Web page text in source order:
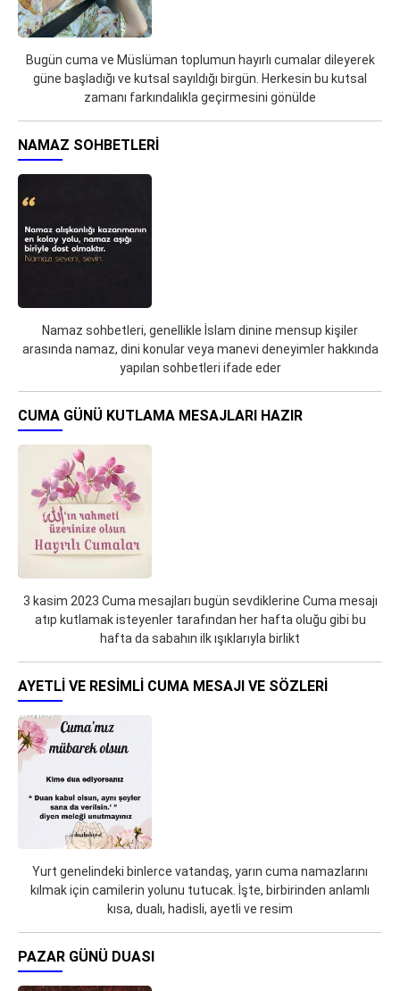
Bugün cuma ve Müslüman toplumun hayırlı cumalar dileyerek
güne başladığı ve kutsal sayıldığı birgün. Herkesin bu kutsal
zamanı farkındalıkla geçirmesini gönülde
NAMAZ SOHBETLERI
Namaz sohbetleri, genellikle İslam dinine mensup kişiler
arasında namaz, dini konular veya manevi deneyimler hakkında
yapılan sohbetleri ifade eder
CUMA GÜNÜ KUTLAMA MESAJLARI HAZIR
3 kasim 2023 Cuma mesajları bugün sevdiklerine Cuma mesajı
atıp kutlamak isteyenler tarafından her hafta oluğu gibi bu
hafta da sabahın ilk ışıklarıyla birlikt
AYETLI VE RESIMLI CUMA MESAJI VE SÖZLERI
Yurt genelindeki binlerce vatandaş, yarın cuma namazlarını
kılmak için camilerin yolunu tutucak. İşte, birbirinden anlamlı
kısa, dualı, hadisli, ayetli ve resim
PAZAR GÜNÜ DUASI